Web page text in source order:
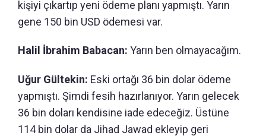
kişiyi çıkartıp yeni ödeme planı yapmıştı. Yarın
gene 150 bin USD ödemesi var.
Halil İbrahim Babacan: Yarın ben olmayacağım.
Uğur Gültekin: Eski ortağı 36 bin dolar ödeme
yapmıştı. Şimdi fesih hazırlanıyor. Yarın gelecek
36 bin doları kendisine iade edeceğiz. Üstüne
114 bin dolar da Jihad Jawad ekleyip geri